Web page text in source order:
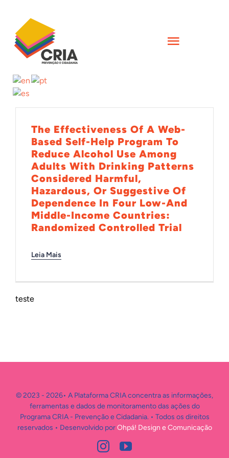
content
Toggle
INÍCIO
AÇÕES
FORMAÇÕES
CIÊNCIA
BIBLIOTECA
The Effectiveness Of A Web-
Based Self-Help Program To
Reduce Alcohol Use Among
Adults With Drinking Patterns
Considered Harmful,
Hazardous, Or Suggestive Of
Dependence In Four Low-And
Middle-Income Countries:
Randomized Controlled Trial
Leia Mais
teste
© 2023 - 2026• A Plataforma CRIA concentra as informações,
ferramentas e dados de monitoramento das ações do
Programa CRIA - Prevenção e Cidadania. • Todos os direitos
reservados • Desenvolvido porOhpá! Design e Comunicação